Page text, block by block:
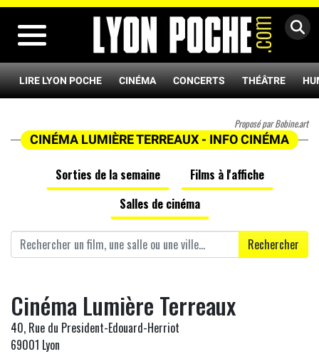
LIRE LYON POCHE CINÉMA CONCERTS THÉÂTRE
Proposé par Bobine.art
CINÉMA LUMIÈRE TERREAUX - INFO CINÉMA
Sorties de la semaine
Films à l'affiche
Salles de cinéma
Rechercher
Cinéma Lumière Terreaux
40, Rue du President-Edouard-Herriot
69001 Lyon